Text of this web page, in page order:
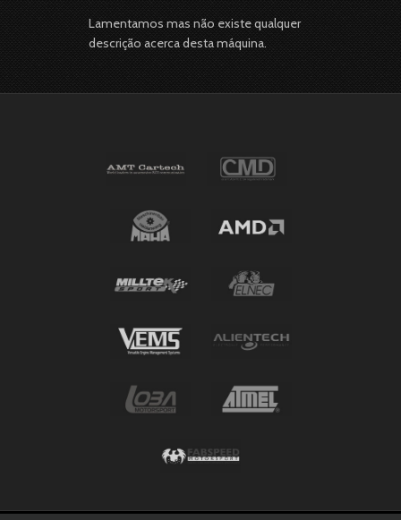
Lamentamos mas não existe qualquer
descrição acerca desta máquina.